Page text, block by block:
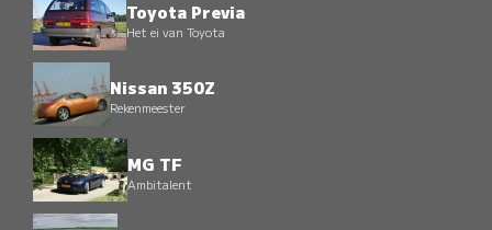
Toyota Previa
Het ei van Toyota
Nissan 350Z
Rekenmeester
MG TF
Ambitalent